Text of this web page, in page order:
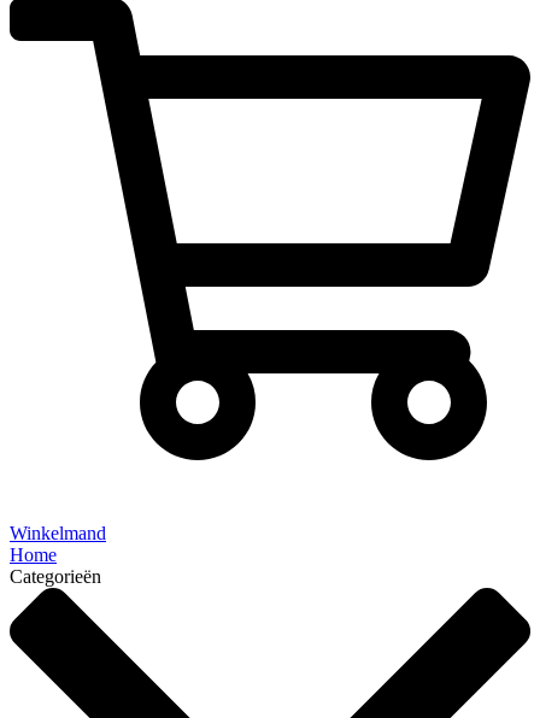
Winkelmand
Home
Categorieën